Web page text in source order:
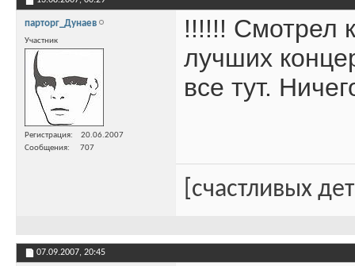
парторг_Дунаев
Участник
Регистрация
20.06.2007
Сообщения
707
!!!!!! Смотрел
лучших
все тут.
[счастливых
07.09.2007, 20:45